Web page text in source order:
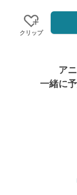
クリップ
ア
一緒に